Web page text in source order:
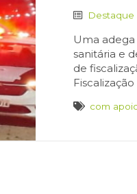
Destaque
Uma
sanitária e
de
com